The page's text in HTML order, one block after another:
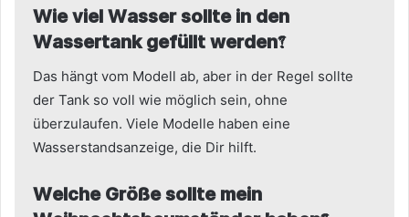
Wie viel Wasser sollte in den
Wassertank gefüllt werden?
Das hängt vom Modell ab, aber in der Regel sollte
der Tank so voll wie möglich sein, ohne
überzulaufen. Viele Modelle haben eine
Wasserstandsanzeige, die Dir hilft.
Welche Größe sollte mein